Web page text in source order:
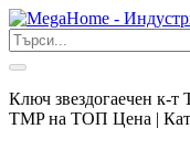
Ключ звездогаечен к-т
TMP на ТОП Цена |